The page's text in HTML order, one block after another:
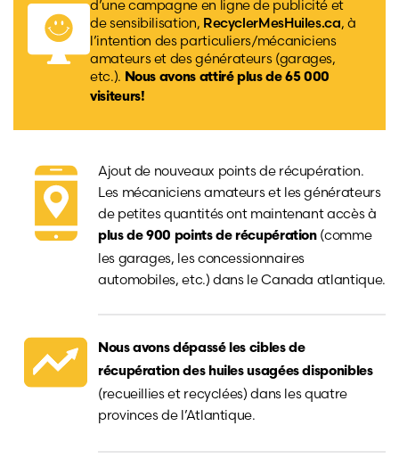
d’une campagne en ligne de publicité et
de sensibilisation, RecyclerMesHuiles.ca, à
l’intention des particuliers/mécaniciens
amateurs et des générateurs (garages,
etc.). Nous avons attiré plus de 65 000
visiteurs!
Ajout de nouveaux points de récupération.
Les mécaniciens amateurs et les générateurs
de petites quantités ont maintenant accès à
plus de 900 points de récupération(comme
les garages, les concessionnaires
automobiles, etc.) dans le Canada atlantique.
Nous avons dépassé les cibles de
récupération des huiles usagées disponibles
(recueillies et recyclées) dans les quatre
provinces de l’Atlantique.